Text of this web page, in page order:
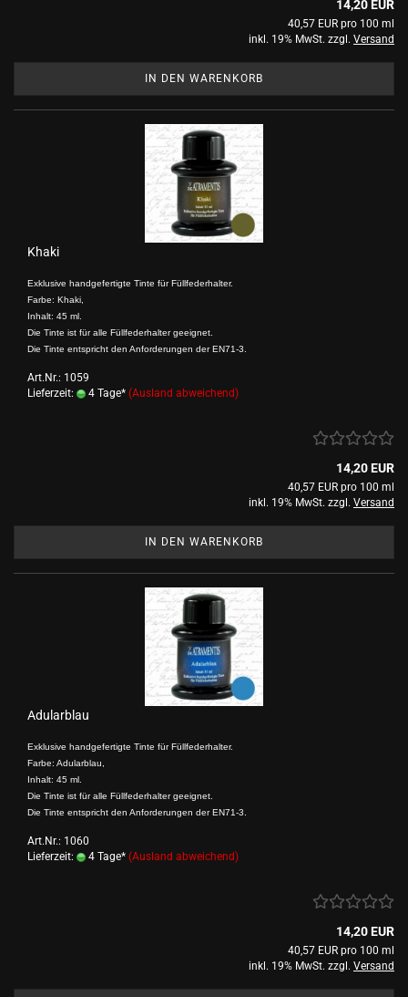
14,20 EUR
40,57 EUR pro 100 ml
inkl. 19% MwSt. zzgl. Versand
IN DEN WARENKORB
Khaki
Exklusive handgefertigte Tinte für Füllfederhalter.
Farbe: Khaki,
Inhalt: 45 ml.
Die Tinte ist für alle Füllfederhalter geeignet.
Die Tinte entspricht den Anforderungen der EN71-3.
Art.Nr.: 1059
Lieferzeit:
4 Tage* (Ausland abweichend)
14,20 EUR
40,57 EUR pro 100 ml
inkl. 19% MwSt. zzgl. Versand
IN DEN WARENKORB
Adularblau
Exklusive handgefertigte Tinte für Füllfederhalter.
Farbe: Adularblau,
Inhalt: 45 ml.
Die Tinte ist für alle Füllfederhalter geeignet.
Die Tinte entspricht den Anforderungen der EN71-3.
Art.Nr.: 1060
Lieferzeit:
4 Tage* (Ausland abweichend)
14,20 EUR
40,57 EUR pro 100 ml
inkl. 19% MwSt. zzgl. Versand